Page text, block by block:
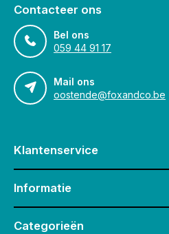
Contacteer ons
Bel ons
059 44 91 17
Mail ons
oostende@foxandco.be
Klantenservice
Informatie
Categorieën